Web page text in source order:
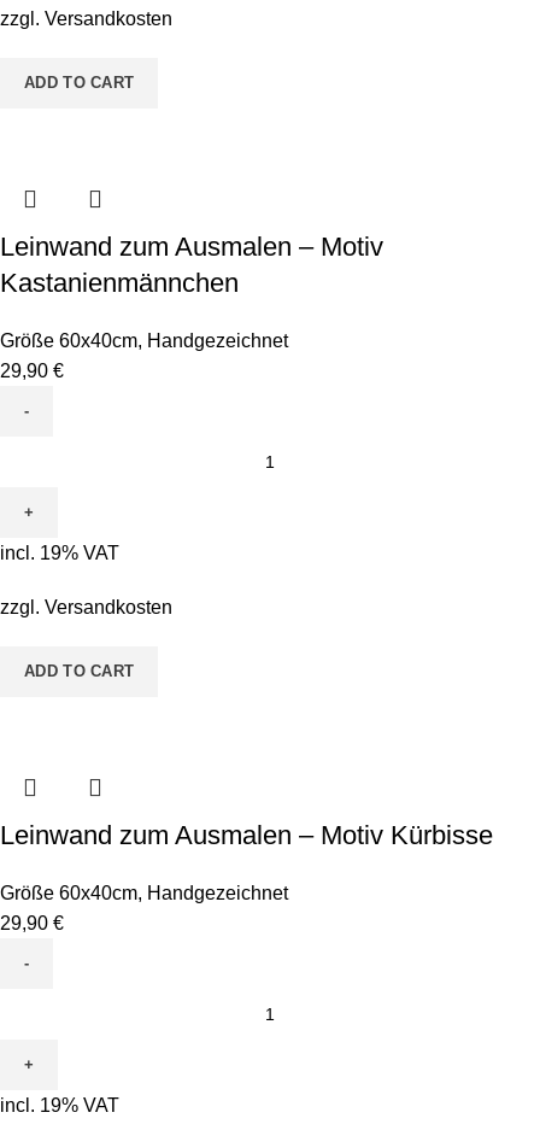
Froschkönig
quantity
zzgl. Versandkosten
ADD TO CART
Leinwand zum Ausmalen – Motiv
Kastanienmännchen
Größe 60x40cm, Handgezeichnet
29,90 €
Ausmalen
-
Kastanienmännchen
incl. 19% VAT
zzgl. Versandkosten
ADD TO CART
Leinwand zum Ausmalen – Motiv Kürbisse
Größe 60x40cm, Handgezeichnet
29,90 €
Ausmalen
-
incl. 19% VAT